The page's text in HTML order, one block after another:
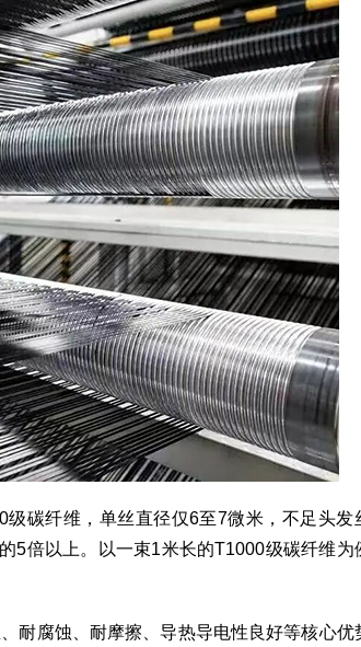
碳纤维，单丝直径仅6至7微米，不足头发
5倍以上。以一束1米长的T1000级碳纤维为
耐腐蚀、耐摩擦、导热导电性良好等核心优